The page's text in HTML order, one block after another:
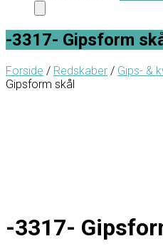
-3317- Gipsform
Forside / Redskaber / Gips- &
Gipsform skål
-3317-